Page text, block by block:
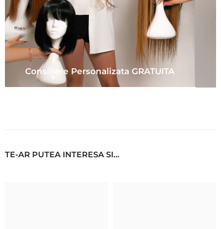
Consiliere Personalizata GRATUITA
TE-AR PUTEA INTERESA SI...